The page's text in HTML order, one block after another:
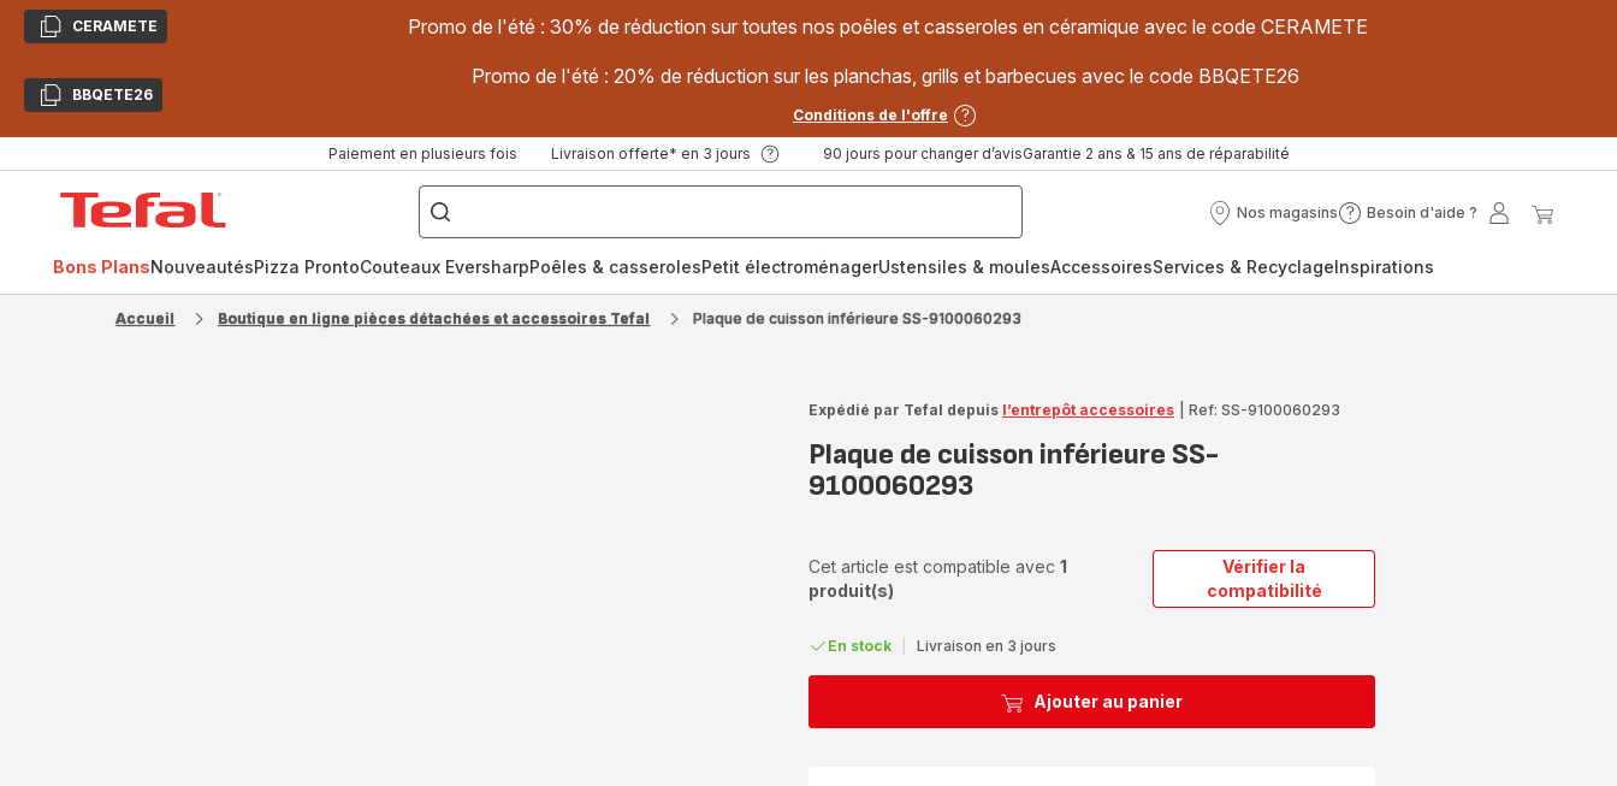
CopierCERAMETE Promo de l'été : 30% de réduction sur toutes nos poêles et casseroles en céramique avec le code CERAMETE
CopierBBQETE26
Promo de l'été : 20% de réduction sur les planchas, grills et barbecues avec le code BBQETE26
Conditions de l'offre
Paiement en plusieurs fois Livraison offerte* en 3 jours 90 jours pour changer d’avisGarantie 2 ans & 15 ans de réparabilité
["Poêles
inox,
Cake
Factory,
Nos magasins
Nos
Besoin d'aide ?
Besoin
?
Mon
Bons PlansNouveautésPizza ProntoCouteaux EversharpPoêles & casserolesPetit électroménagerUstensiles & moulesAccessoiresServices & RecyclageInspirations
Accueil Boutique en ligne pièces détachées et accessoires Tefal Plaque de cuisson inférieure SS-9100060293
Expédié par Tefal depuis l’entrepôt accessoires Ref: SS-9100060293
Plaque de cuisson inférieure SS-
9100060293
Cet article est compatible avec 1
produit(s)
Vérifier la
compatibilité
En stock Livraison en 3 jours
Ajouter au panier